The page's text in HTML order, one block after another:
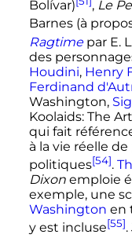
Bolívar)
, Le
Barnes (à
Ragtimepar E.
des
Houdini, Henry
Ferdinand
Washington,
Koolaids: The
qui fait
à la vie réelle
politiques[54].
Dixonemploie
exemple, une
Washington en
y est incluse[55]